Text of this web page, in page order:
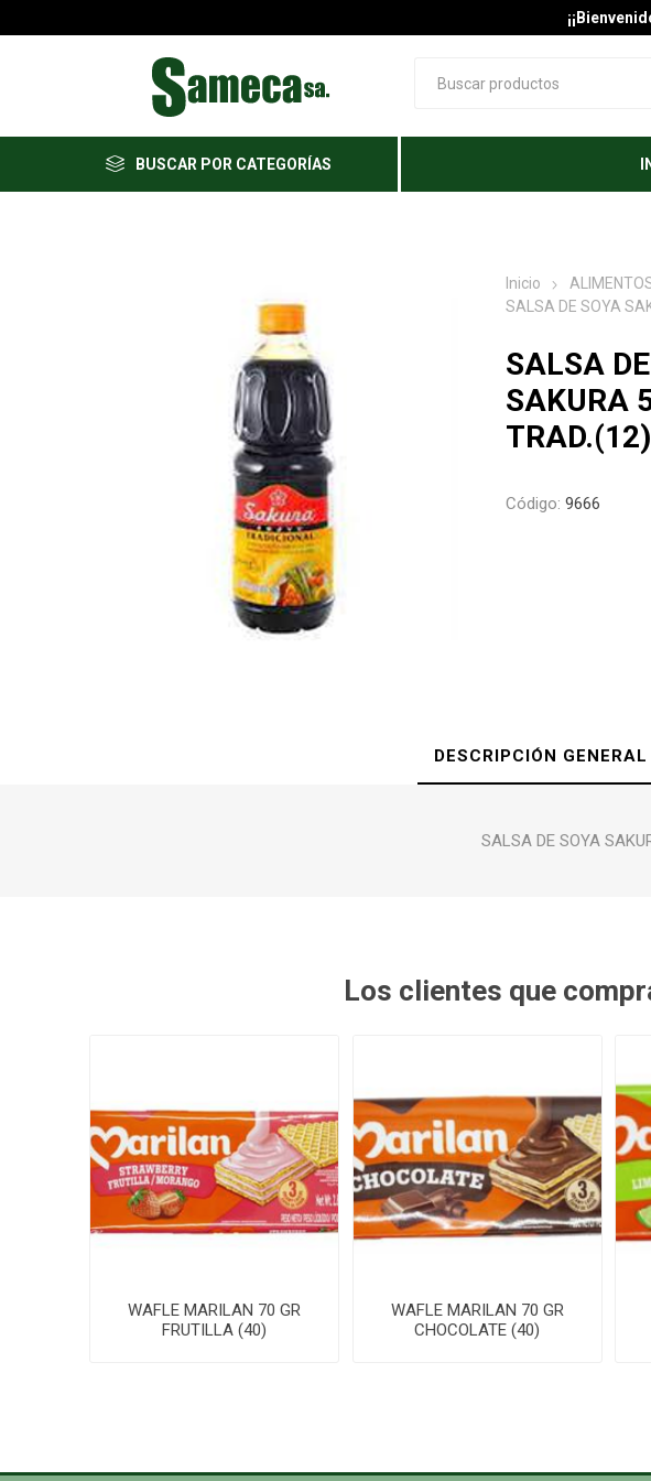
BUSCAR POR CATEGORÍAS
Inicio
SALSA DE SOYA
SALSA
SAKURA
TRAD.(12)
Código: 9666
DESCRIPCIÓN GENERAL
SALSA DE SOYA
Los clientes que
WAFLE MARILAN 70 GR
FRUTILLA (40)
WAFLE MARILAN 70 GR
CHOCOLATE (40)